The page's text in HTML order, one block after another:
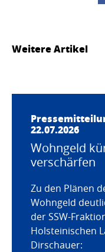
Weitere Artikel
22.07.2026
Wohngeld
verschärfen
Zu den Plänen
Wohngeld
der SSW-
Holsteinischen
Dirschauer: